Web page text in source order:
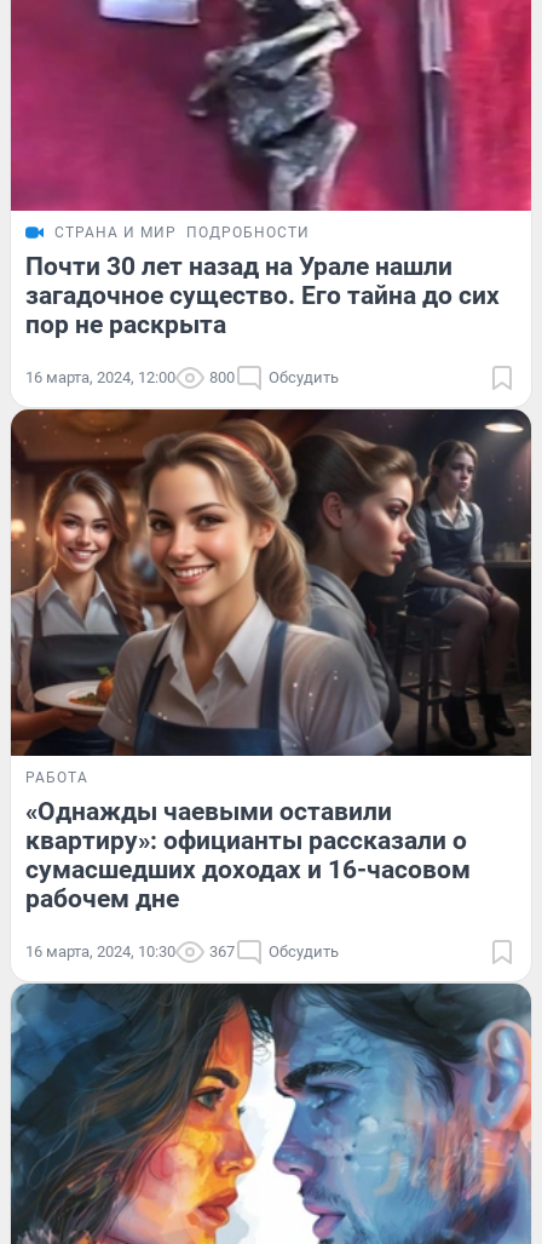
СТРАНА И МИР ПОДРОБНОСТИ
Почти 30 лет назад на Урале нашли
загадочное существо. Его тайна до сих
пор не раскрыта
16 марта, 2024, 12:00 800 Обсудить
РАБОТА
«Однажды чаевыми оставили
квартиру»: официанты рассказали о
сумасшедших доходах и 16-часовом
рабочем дне
16 марта, 2024, 10:30 367 Обсудить